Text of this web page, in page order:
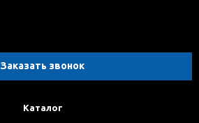
Заказать звонок
Каталог